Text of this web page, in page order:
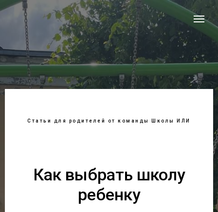
Статьи для родителей от команды Школы ИЛИ
Как выбрать школу
ребенку